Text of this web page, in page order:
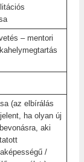
– mentori
(az elbírálás
ha olyan új
aki
/